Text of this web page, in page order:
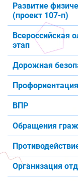
Развитие
(проект 107-п)
Всероссийская
этап
Дорожная
Профориентация
ВПР
Обращения
Организация